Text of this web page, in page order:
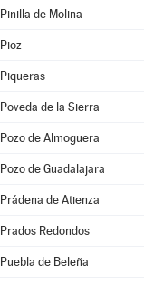
Pinilla de Molina
Pioz
Piqueras
Poveda de la Sierra
Pozo de Almoguera
Pozo de Guadalajara
Prádena de Atienza
Prados Redondos
Puebla de Beleña